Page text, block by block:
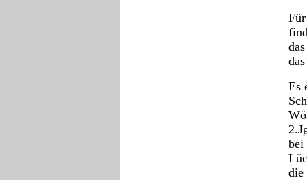
Es
bei
die